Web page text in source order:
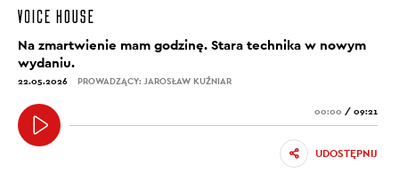
Na zmartwienie mam godzinę. Stara technika w nowym
wydaniu.
22.05.2026 PROWADZĄCY: JAROSŁAW KUŹNIAR
00:00 / 09:21
UDOSTĘPNIJ